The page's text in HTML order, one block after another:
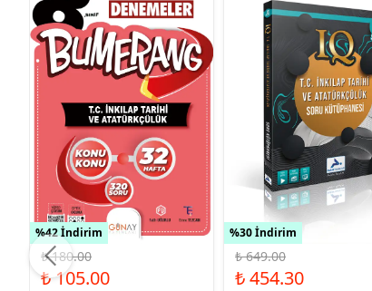
%42 İndirim
₺ 180.00
₺ 105.00
%30 İndirim
₺ 649.00
₺ 454.30